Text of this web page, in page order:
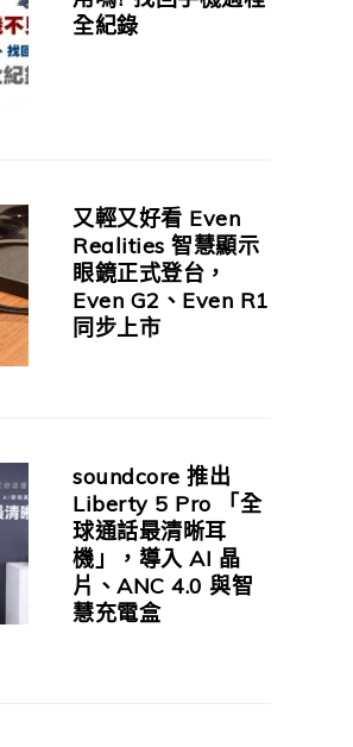
全紀錄
又輕又好看 Even
Realities 智慧顯示
眼鏡正式登台，
Even G2、Even R1
同步上市
soundcore 推出
Liberty 5 Pro 「全
球通話最清晰耳
機」，導入 AI 晶
片、ANC 4.0 與智
慧充電盒